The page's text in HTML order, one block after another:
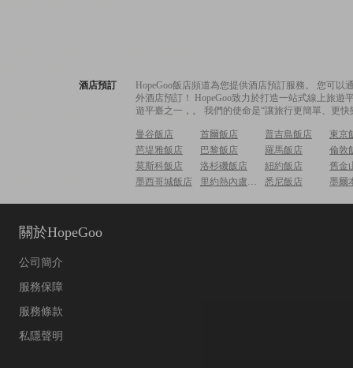
酒店預訂
HopeGoo飯店頻道為您提供酒店預訂服務。 您可
外酒店預訂！ HopeGoo致力於打造一站式線上旅
遊平臺之一，。 我們的使命是“讓旅行更簡單、更
曼谷飯店 首爾飯店 普吉島飯店
東京
芭堤雅飯店
巴黎飯店 羅馬飯店
倫敦
莫斯科飯店
洛杉磯飯店 紐約飯店
舊金
墨西哥城飯店
里約熱內盧飯店 悉尼飯店 墨爾
關於HopeGoo
公司簡介
服務保障
服務條款
私隱聲明